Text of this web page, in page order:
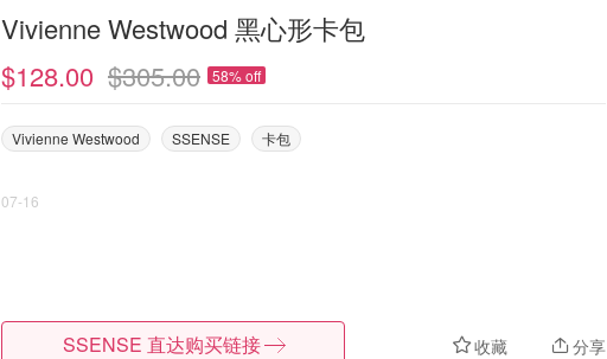
Vivienne Westwood 黑心形卡包
$128.00 $305.00 58% off
Vivienne Westwood SSENSE 卡包
07-16
收藏 分享
SSENSE 直达购买链接